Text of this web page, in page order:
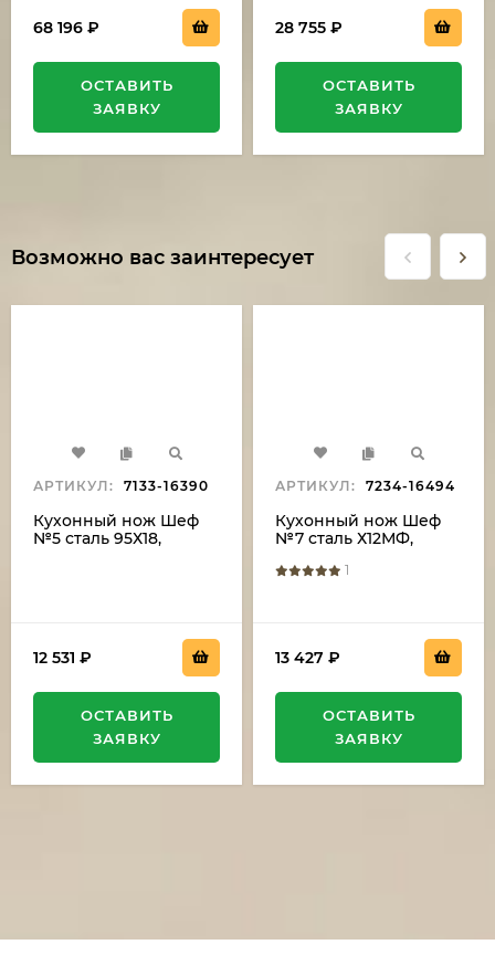
68 196 ₽
ОСТАВИТЬ
ЗАЯВКУ
28 755 ₽
ОСТАВИТЬ
ЗАЯВКУ
Возможно вас заинтересует
АРТИКУЛ: 7133-16390
Кухонный нож Шеф
№5 сталь 95Х18,
12 531 ₽
ОСТАВИТЬ
ЗАЯВКУ
АРТИКУЛ: 7234-16494
Кухонный нож Шеф
№7 сталь Х12МФ,
зеленый1
13 427 ₽
ОСТАВИТЬ
ЗАЯВКУ